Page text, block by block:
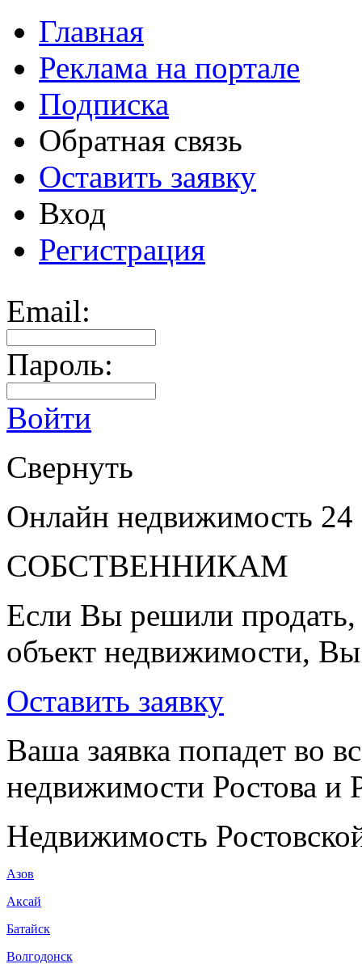
Главная
Реклама на портале
Подписка
Обратная связь
Оставить заявку
Вход
Регистрация
Email:
Пароль:
Войти
Свернуть
Онлайн недвижимость 24
СОБСТВЕННИКАМ
Если Вы решили продать,
объект недвижимости,
Оставить заявку
Ваша заявка попадет во
недвижимости Ростова и
Недвижимость
Азов
Аксай
Батайск
Волгодонск